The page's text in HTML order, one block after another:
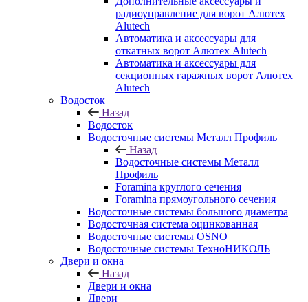
радиоуправление для ворот Алютех
Alutech
Автоматика и аксессуары для
откатных ворот Алютех Alutech
Автоматика и аксессуары для
секционных гаражных ворот Алютех
Alutech
Водосток
Назад
Водосток
Водосточные системы Металл Профиль
Назад
Водосточные системы Металл
Профиль
Foramina круглого сечения
Foramina прямоугольного сечения
Водосточные системы большого диаметра
Водосточная система оцинкованная
Водосточные системы OSNO
Водосточные системы ТехноНИКОЛЬ
Двери и окна
Назад
Двери и окна
Двери